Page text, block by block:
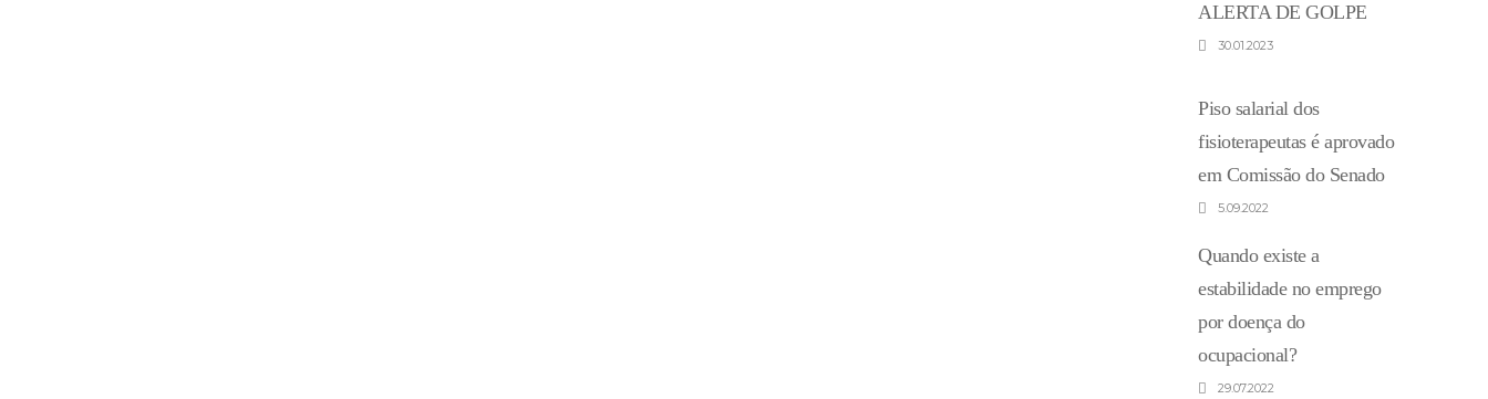
ALERTA DE GOLPE
30.01.2023
Piso salarial dos
fisioterapeutas é aprovado
em Comissão do Senado
5.09.2022
Quando existe a
estabilidade no emprego
por doença do
ocupacional?
29.07.2022